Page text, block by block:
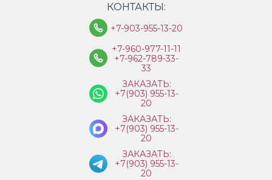
КОНТАКТЫ:
+7-903-955-13-20
+7-960-977-11-11
+7-962-789-33-
33
ЗАКАЗАТЬ:
+7(903) 955-13-
20
ЗАКАЗАТЬ:
+7(903) 955-13-
20
ЗАКАЗАТЬ:
+7(903) 955-13-
20